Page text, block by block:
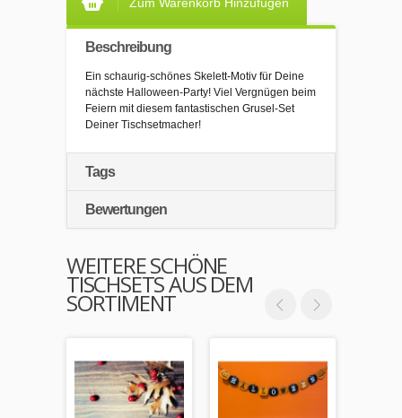
Zum Warenkorb Hinzufügen
Beschreibung
Ein schaurig-schönes Skelett-Motiv für Deine
nächste Halloween-Party! Viel Vergnügen beim
Feiern mit diesem fantastischen Grusel-Set
Deiner Tischsetmacher!
Tags
Bewertungen
WEITERE SCHÖNE
TISCHSETS AUS DEM
SORTIMENT